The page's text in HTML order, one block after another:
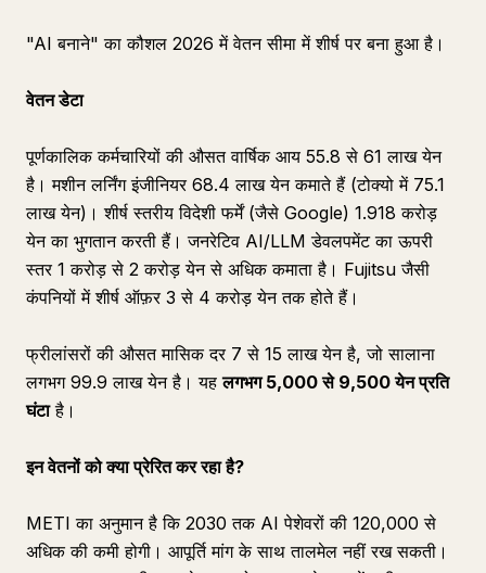
"AI बनाने" का कौशल 2026 में वेतन सीमा में शीर्ष पर बना हुआ है।
वेतन डेटा
पूर्णकालिक कर्मचारियों की औसत वार्षिक आय 55.8 से 61 लाख येन
है। मशीन लर्निंग इंजीनियर 68.4 लाख येन कमाते हैं (टोक्यो में 75.1
लाख येन)। शीर्ष स्तरीय विदेशी फर्में (जैसे Google) 1.918 करोड़
येन का भुगतान करती हैं। जनरेटिव AI/LLM डेवलपमेंट का ऊपरी
स्तर 1 करोड़ से 2 करोड़ येन से अधिक कमाता है। Fujitsu जैसी
कंपनियों में शीर्ष ऑफ़र 3 से 4 करोड़ येन तक होते हैं।
फ्रीलांसरों की औसत मासिक दर 7 से 15 लाख येन है, जो सालाना
लगभग 99.9 लाख येन है। यहलगभग 5,000 से 9,500 येन प्रति
घंटाहै।
इन वेतनों को क्या प्रेरित कर रहा है?
METI का अनुमान है कि 2030 तक AI पेशेवरों की 120,000 से
अधिक की कमी होगी। आपूर्ति मांग के साथ तालमेल नहीं रख सकती।